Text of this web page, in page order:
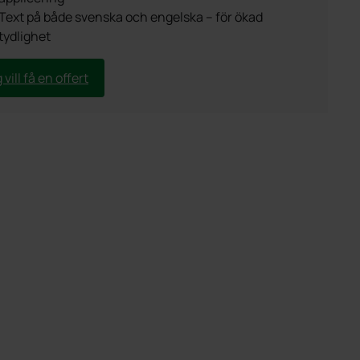
på både svenska och engelska – för ökad
vill få en offert